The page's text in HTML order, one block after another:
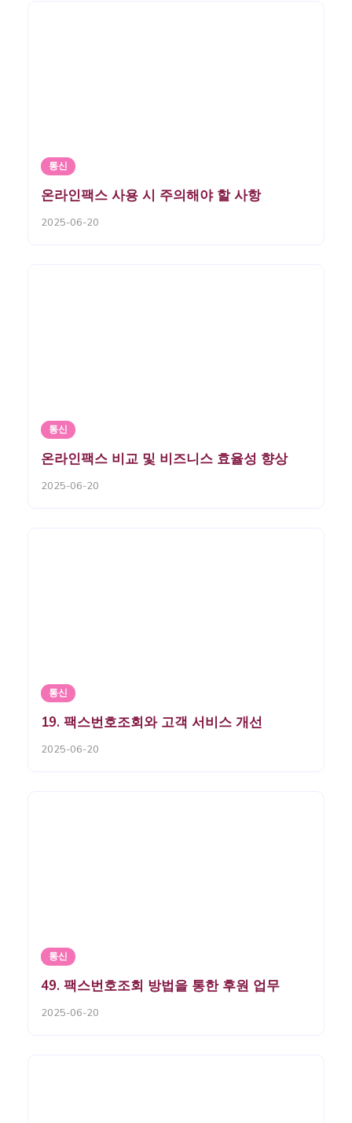
통신
온라인팩스 사용 시 주의해야 할 사항
2025-06-20
통신
온라인팩스 비교 및 비즈니스 효율성 향상
2025-06-20
통신
19. 팩스번호조회와 고객 서비스 개선
2025-06-20
통신
49. 팩스번호조회 방법을 통한 후원 업무
2025-06-20